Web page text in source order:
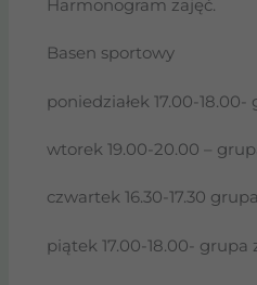
Harmonogram zajęć.
Basen sportowy
poniedziałek 17.00-
wtorek 19.00-20.00 –
czwartek 16.30-17.30
piątek 17.00-18.00- grupa